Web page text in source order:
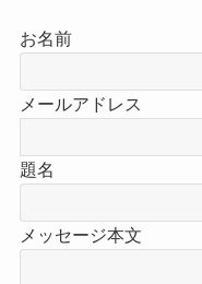
お名前
メールアドレス
題名
メッセージ本文